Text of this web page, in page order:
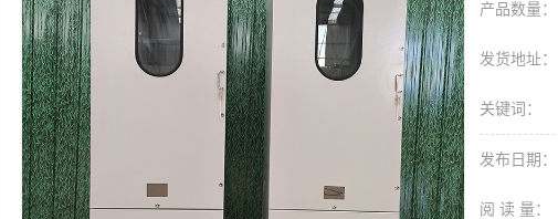
产品数量：
发货地址：
关键词：
发布日期：
阅 读 量：